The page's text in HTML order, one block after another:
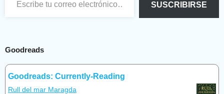
SUSCRIBIRSE
Goodreads
Goodreads: Currently-Reading
Rull del mar Maragda